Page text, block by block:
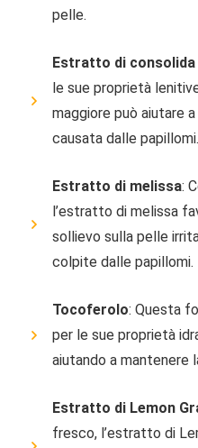
pelle.
Estratto di
le sue proprietà
maggiore può aiutare
causata dalle papillomi.
Estratto di melissa:
l’estratto di melissa
sollievo sulla pelle
colpite dalle papillomi.
Tocoferolo: Questa
per le sue proprietà
aiutando a mantenere
Estratto di Lemon
fresco, l’estratto di